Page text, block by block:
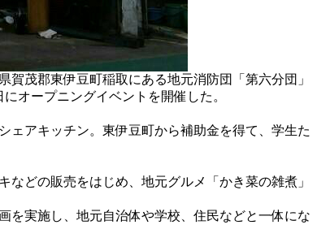
茂郡東伊豆町稲取にある地元消防団「第六分団」
オープニングイベントを開催した。
アキッチン。東伊豆町から補助金を得て、学生た
どの販売をはじめ、地元グルメ「かき菜の雑煮」
を実施し、地元自治体や学校、住民などと一体にな